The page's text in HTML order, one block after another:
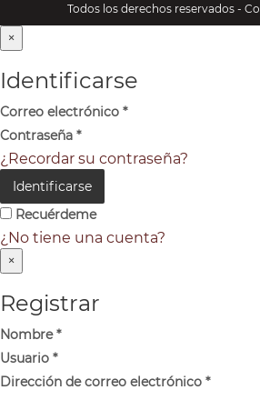
Todos los derechos reservados -
×
Identificarse
Correo electrónico *
Contraseña *
¿Recordar su contraseña?
Identificarse
Recuérdeme
¿No tiene una cuenta?
×
Registrar
Nombre*
Usuario *
Dirección de correo electrónico *